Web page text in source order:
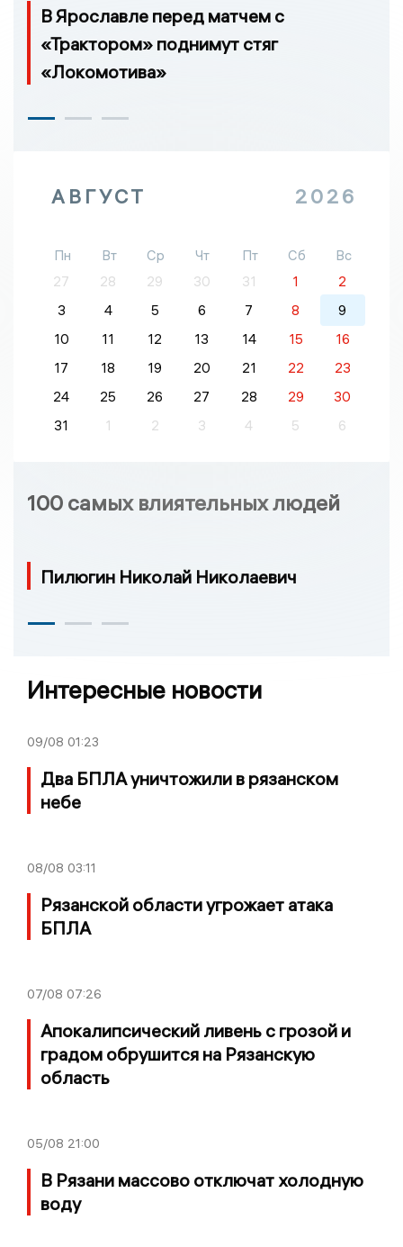
В Ярославле перед матчем с
«Трактором» поднимут стяг
«Локомотива»
АВГУСТ 2026
Пн Вт Ср Чт Пт Сб
Вс
27
28 29 30 31 1
2
3
4 5 6 7 8
9
10
11 12 13 14 15
16
17
18 19 20 21 22
23
24
25 26 27 28 29
30
31
1 2 3 4 5 6
100 самых влиятельных людей
Пилюгин Николай Николаевич
Интересные новости
09/08 01:23
Два БПЛА уничтожили в рязанском
небе
08/08 03:11
Рязанской области угрожает атака
БПЛА
07/08 07:26
Апокалипсический ливень с грозой и
градом обрушится на Рязанскую
область
05/08 21:00
В Рязани массово отключат холодную
воду